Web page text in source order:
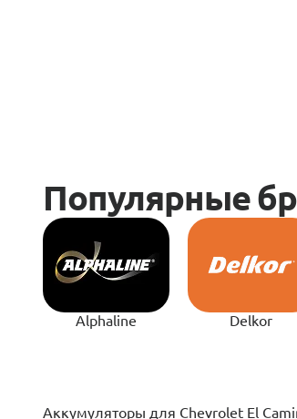
Alphaline Delkor
Аккумуляторы для Chevrolet El